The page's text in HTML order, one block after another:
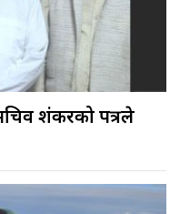
शंकरको पत्रले